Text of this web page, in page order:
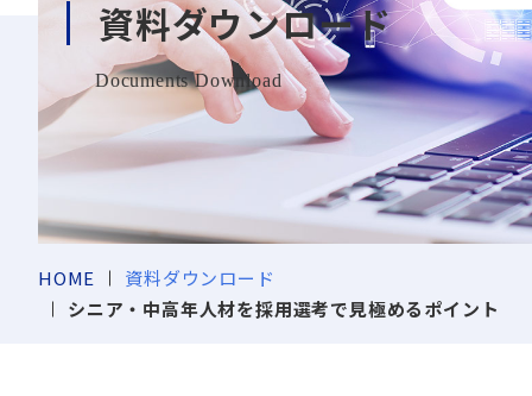
資料ダウンロード
Documents Download
HOME
資料ダウンロード
シニア・中高年人材を採用選考で見極めるポイント